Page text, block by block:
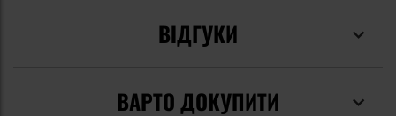
ВІДГУКИ
ВАРТО ДОКУПИТИ